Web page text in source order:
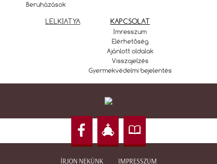
Beruházások
LELKIATYA KAPCSOLAT
Imresszum
Elérhetőség
Ajánlott oldalak
Visszajelzés
Gyermekvédelmi bejelentés
ÍRJON NEKÜNK IMPRESSZUM